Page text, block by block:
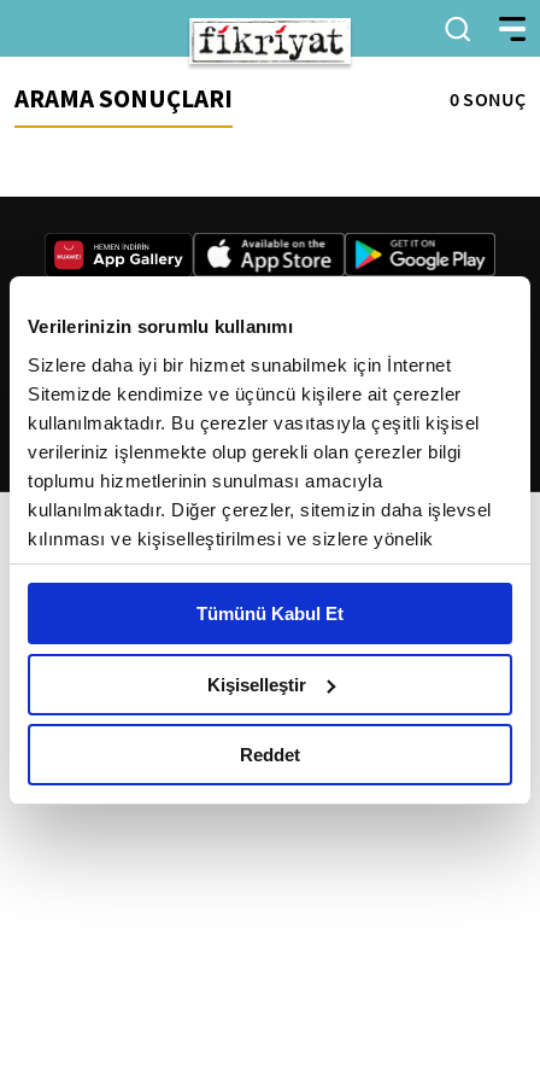
Verilerinizin sorumlu kullanımı
Sizlere daha iyi bir hizmet sunabilmek için İnternet
Sitemizde kendimize ve üçüncü kişilere ait çerezler
kullanılmaktadır. Bu çerezler vasıtasıyla çeşitli kişisel
verileriniz işlenmekte olup gerekli olan çerezler bilgi
toplumu hizmetlerinin sunulması amacıyla
kullanılmaktadır. Diğer çerezler, sitemizin daha işlevsel
kılınması ve kişiselleştirilmesi ve sizlere yönelik
reklam/pazarlama faaliyetlerinin yapılması, amaçlarıyla
Çerezlere ilişkin tercihlerinizi çerez paneli vasıtasıyla
belirleyebilirsiniz. Çerezlere ilişkin detaylı bilgi için
Ayarlar butonuna tıklayabilir,Çerez Bilgilendirme
Metnimizi ziyaret edebilirsiniz.
okumak ve sitemizi ziyaretiniz kapsamında
Tümünü Kabul Et
Kişiselleştir
Reddet
ARAMA SONUÇLARI 0 SONUÇ
2026Fikriyat. Tüm hakları saklıdır.